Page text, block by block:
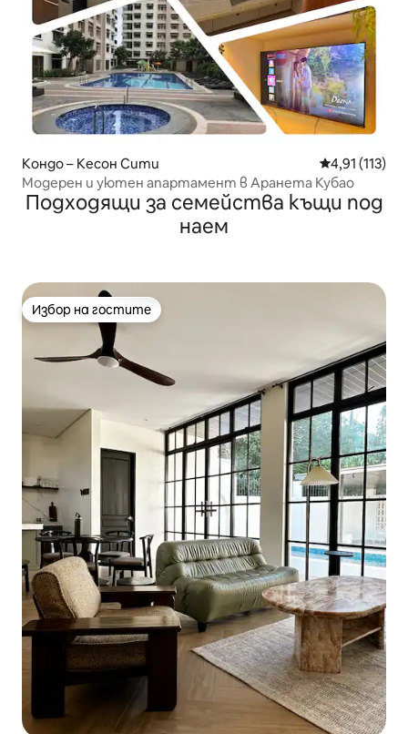
Кондо – Кесон Сити Средна
4,91 (113)
Модерен и уютен апартамент в Аранета Кубао
Подходящи за семейства къщи под
наем
Избор на гостите
Избор на гостите